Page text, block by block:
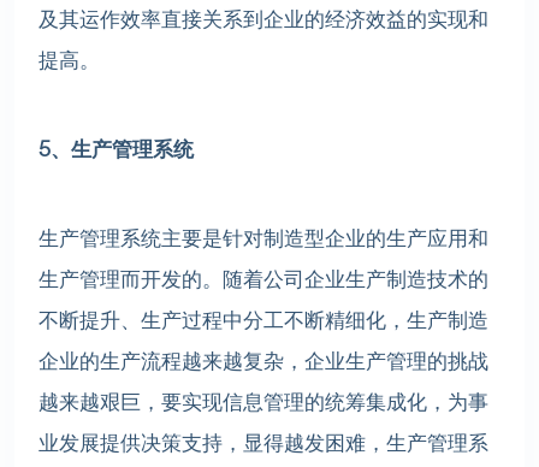
及其运作效率直接关系到企业的经济效益的实现和
提高。
5、生产管理系统
生产管理系统主要是针对制造型企业的生产应用和
生产管理而开发的。随着公司企业生产制造技术的
不断提升、生产过程中分工不断精细化，生产制造
企业的生产流程越来越复杂，企业生产管理的挑战
越来越艰巨，要实现信息管理的统筹集成化，为事
业发展提供决策支持，显得越发困难，生产管理系